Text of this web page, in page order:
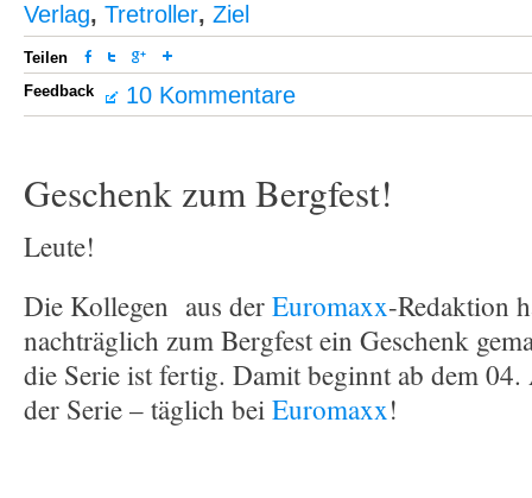
Verlag, Tretroller, Ziel
Teilen
Feedback
10 Kommentare
Geschenk zum Bergfest!
Leute!
Die Kollegen aus derEuromaxx-Redaktion
nachträglich zum Bergfest ein Geschenk
die Serie ist fertig. Damit beginnt ab dem 04.
der Serie – täglich beiEuromaxx!